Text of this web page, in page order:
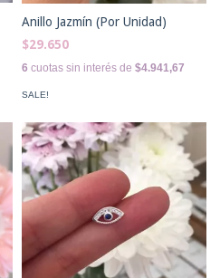
Anillo Jazmín (Por Unidad)
$29.650
6 cuotas sin interés de $4.941,67
SALE!